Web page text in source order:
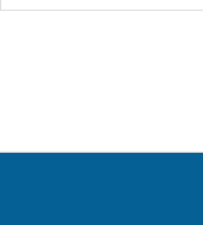
充电站项目EPC总承包...